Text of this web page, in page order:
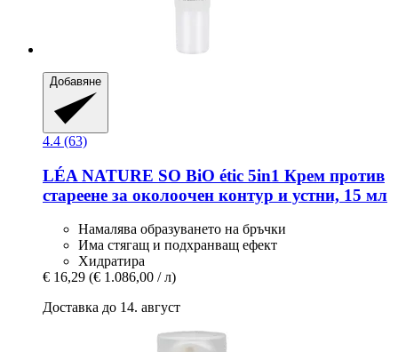
Добавяне
4.4 (63)
LÉA NATURE SO BiO étic 5in1 Крем против
стареене за околоочен контур и устни, 15 мл
Намалява образуването на бръчки
Има стягащ и подхранващ ефект
Хидратира
€ 16,29 (€ 1.086,00 / л)
Доставка до 14. август